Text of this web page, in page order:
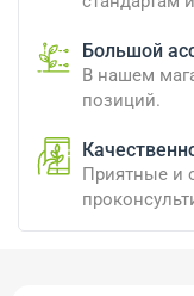
Большой
В нашем
позиций.
Приятные и